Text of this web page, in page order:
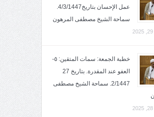
عمل الإحسان بتاريخ4/3/1447.
سماحة الشيخ مصطفى المرهون
خطبة الجمعة: سمات المتقين: ٥-
العفو عند المقدرة. بتاريخ 27
2/1447. سماحة الشيخ مصطفى